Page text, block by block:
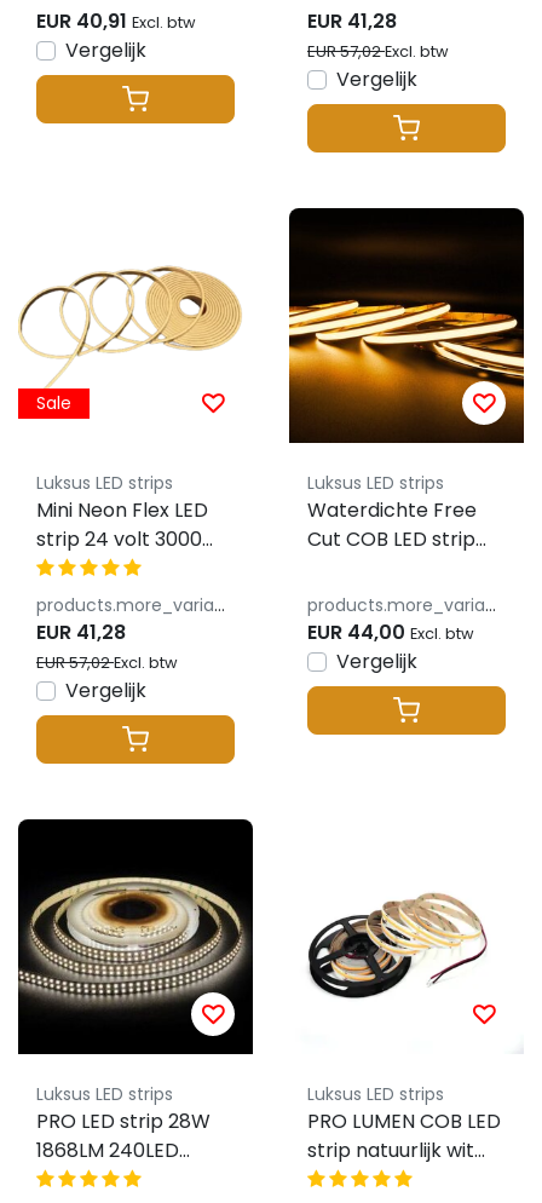
CRI90 - 5 meter
EUR 40,91 Excl. btw
Vergelijk
4x8mm IP65 – 3
meter
EUR 41,28
EUR 57,02Excl. btw
Vergelijk
Sale
Luksus LED strips
Mini Neon Flex LED
strip 24 volt 3000
kelvin warm wit 10W
850LM 4x8mm IP65products.more_variants_available
EUR 41,28
EUR 57,02Excl. btw
Vergelijk
Luksus LED strips
Waterdichte Free
Cut COB LED strip
1200LM 528LED p/m
24VDC IP65 3000K –
5 meter
products.more_variants_available
EUR 44,00 Excl. btw
Vergelijk
Luksus LED strips
PRO LED strip 28W
1868LM 240LED
24VDC IP20 warm
Luksus LED strips
PRO LUMEN COB LED
strip natuurlijk wit
4000K 14W 2500LM